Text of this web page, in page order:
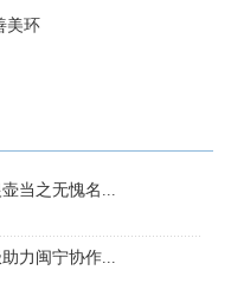
美环
当之无愧名...
力闽宁协作...